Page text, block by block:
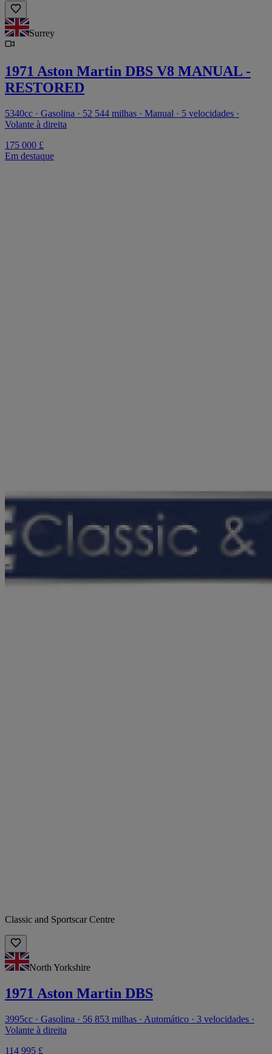
Surrey
1971 Aston Martin DBS V8 MANUAL -
RESTORED
5340cc · Gasolina · 52 544 milhas · Manual · 5 velocidades ·
Volante à direita
175 000 £
Em destaque
Classic and Sportscar Centre
North Yorkshire
1971 Aston Martin DBS
3995cc · Gasolina · 56 853 milhas · Automático · 3 velocidades ·
Volante à direita
114 995 £